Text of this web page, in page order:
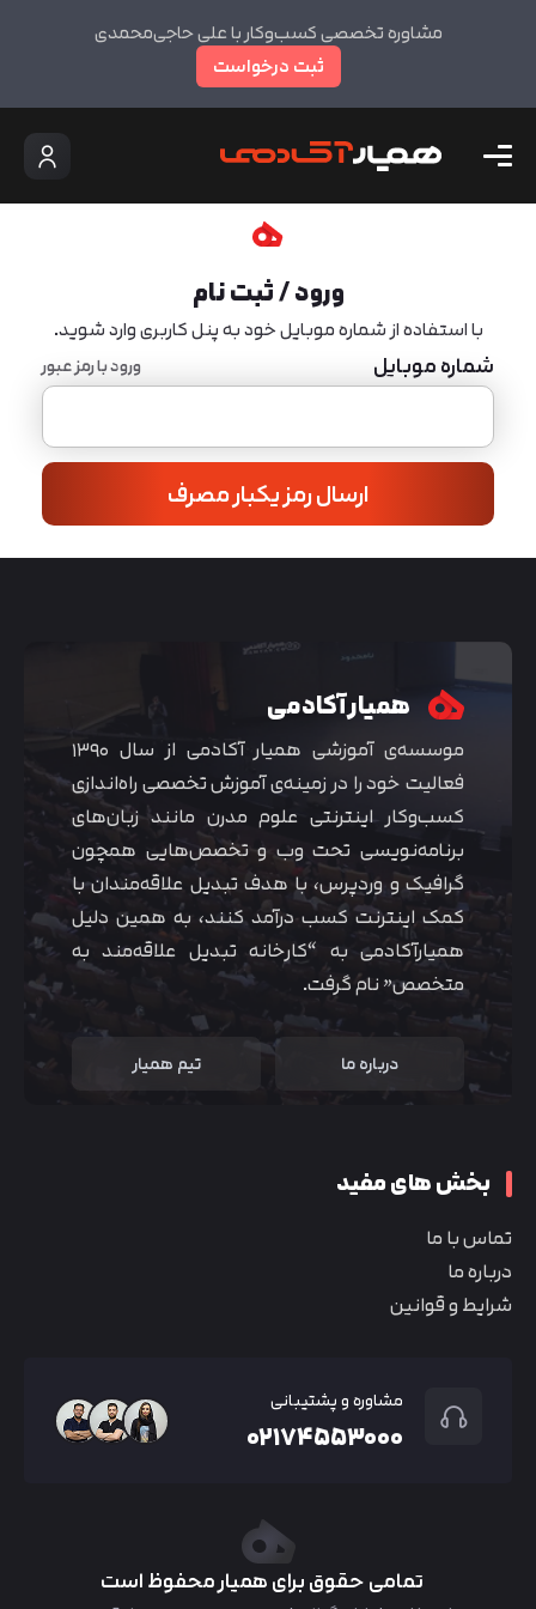
مشاوره تخصصی کسب‌وکار با علی حاجی‌محمدی
ثبت درخواست
ورود / ثبت نام
با استفاده از شماره موبایل خود به پنل کاربری وارد شوید.
شماره موبایل ورود با رمز عبور
ارسال رمز یکبار مصرف
همیار آکادمی
موسسه‌ی آموزشی همیار آکادمی از سال ۱۳۹۰
فعالیت خود را در زمینه‌ی آموزش تخصصی راه‌اندازی
کسب‌و‌کار اینترنتی علوم مدرن مانند زبان‌های
برنامه‌نویسی تحت وب و تخصص‌هایی همچون
گرافیک و وردپرس، با هدف تبدیل علاقه‌مندان با
کمک اینترنت کسب درآمد کنند، به همین دلیل
همیارآکادمی به “کارخانه تبدیل علاقه‌مند به
متخصص” نام گرفت.
درباره ما تیم همیار
بخش های مفید
تماس با ما
درباره ما
شرایط و قوانین
مشاوره و پشتیبانی
۰۲۱۷۴۵۵۳۰۰۰
تمامی حقوق برای همیار محفوظ است
متوجه شدم